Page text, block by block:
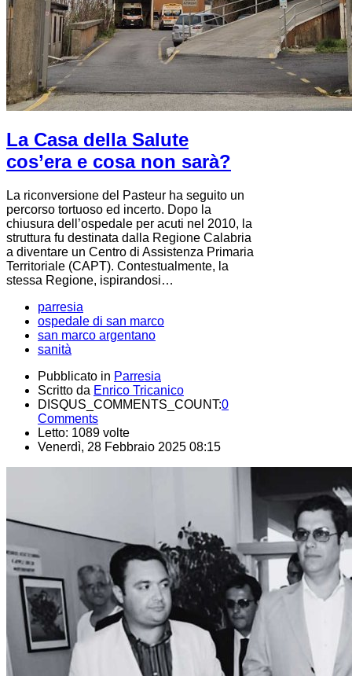
La Casa della Salute
cos’era e cosa non sarà?
La riconversione del Pasteur ha seguito un
percorso tortuoso ed incerto. Dopo la
chiusura dell’ospedale per acuti nel 2010, la
struttura fu destinata dalla Regione Calabria
a diventare un Centro di Assistenza Primaria
Territoriale (CAPT). Contestualmente, la
stessa Regione, ispirandosi…
parresia
ospedale di san marco
san marco argentano
sanità
Pubblicato in Parresia
Scritto da Enrico Tricanico
DISQUS_COMMENTS_COUNT:0
Comments
Letto: 1089 volte
Venerdì, 28 Febbraio 2025 08:15